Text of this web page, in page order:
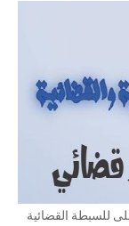
للسبطة القضائية